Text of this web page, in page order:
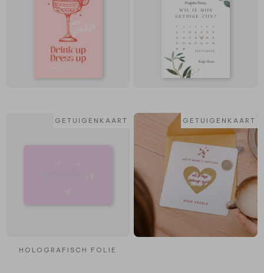
GETUIGENKAART
HOLOGRAFISCH FOLIE
GETUIGENKAART